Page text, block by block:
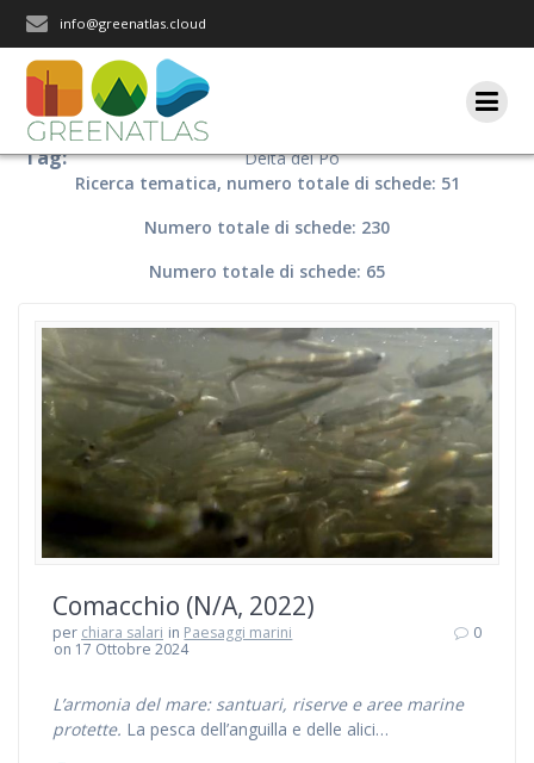
info@greenatlas.cloud
Tag:
Delta del Po
Ricerca tematica, numero totale di schede: 51
Numero totale di schede: 230
Numero totale di schede: 65
Comacchio (N/A, 2022)
per chiara salari in Paesaggi marini
on 17 Ottobre 2024
0
L’armonia del mare: santuari, riserve e aree marine
protette. La pesca dell’anguilla e delle alici…